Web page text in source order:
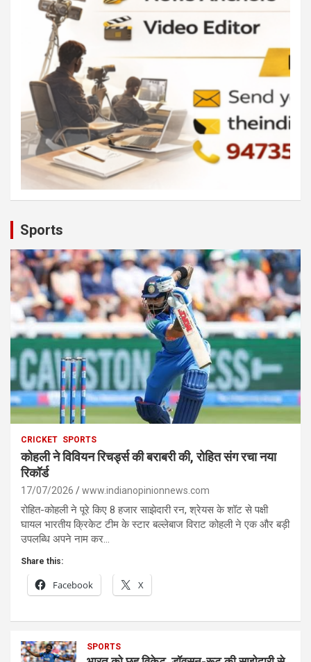
Sports
CRICKET SPORTS
कोहली ने विवियन रिचर्ड्स की बराबरी की, रोहित संग रचा नया
रिकॉर्ड
17/07/2026 www.indianopinionnews.com
रोहित-कोहली ने पूरे किए 8 हजार साझेदारी रन, श्रेयस के शॉट से पक्षी
घायल भारतीय क्रिकेट टीम के स्टार बल्लेबाज विराट कोहली ने एक और बड़ी
उपलब्धि अपने नाम कर…
Share this:
Facebook X
SPORTS